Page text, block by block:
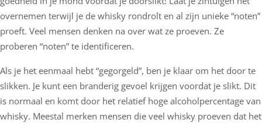
overnemen terwijl je de whisky rondrolt en al zijn unieke “noten”
proeft. Veel mensen denken na over wat ze proeven. Ze
proberen “noten” te identificeren.
Als je het eenmaal hebt “gegorgeld”, ben je klaar om het door te
slikken. Je kunt een branderig gevoel krijgen voordat je slikt. Dit
is normaal en komt door het relatief hoge alcoholpercentage van
whisky. Meestal merken mensen die veel whisky proeven dat het